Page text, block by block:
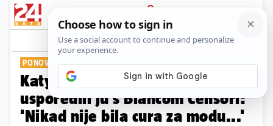
PRIJAVA
Show Komentari
PONOVNO NA METI NEGATIVNIH KOMENTARA
Katy Perry je šokirala outfitom,
usporedili ju s Biancom Censori:
'Nikad nije bila cura za modu...'